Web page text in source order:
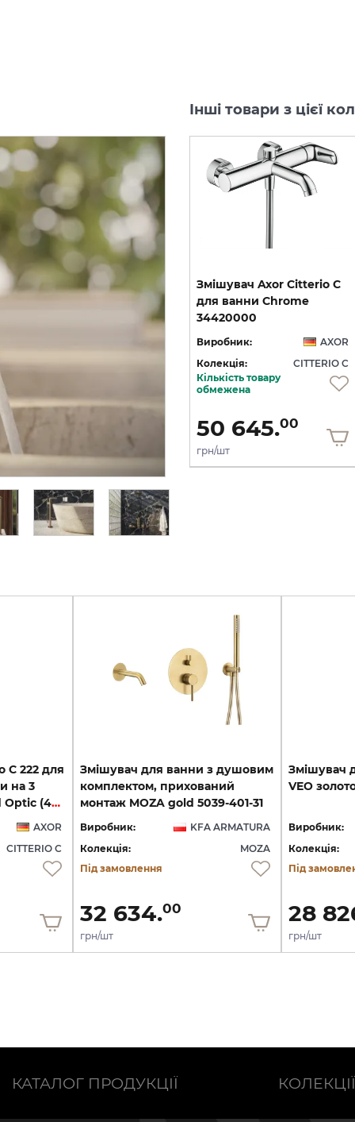
Інші товари з цієї
C
Змішувач Axor Citterio C
125 CoolStart для
Колекція:
36 436.
грн/шт
Змішувач Axor Citterio C
для ванни Chrome
34420000
Виробник:
AXOR
Колекція:
CITTERIO C
Кількість товару
обмежена
50 645.00
грн/шт
C 222 для
на 3
отвори, Polished Gold Optic (49480990)
AXOR
CITTERIO C
Змішувач для ванни з душовим
комплектом, прихований
монтаж MOZA gold 5039-401-31
Виробник:
KFA ARMATURA
Колекція:
MOZA
Під замовлення
32 634.00
грн/шт
Змішувач
VEO
Виробник:
Колекція:
Під
28
грн/шт
КАТАЛОГ ПРОДУКЦІЇ КОЛЕКЦІЇ